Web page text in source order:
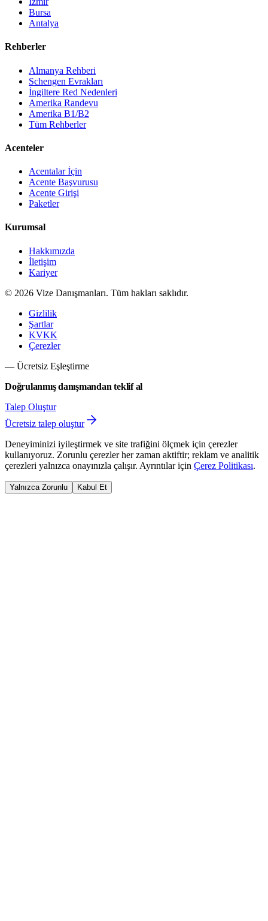
Bursa
Antalya
Rehberler
Almanya Rehberi
Schengen Evrakları
İngiltere Red Nedenleri
Amerika Randevu
Amerika B1/B2
Tüm Rehberler
Acenteler
Acentalar İçin
Acente Başvurusu
Acente Girişi
Paketler
Kurumsal
Hakkımızda
İletişim
Kariyer
© 2026 Vize Danışmanları. Tüm hakları saklıdır.
Gizlilik
Şartlar
KVKK
Çerezler
— Ücretsiz Eşleştirme
Doğrulanmış danışmandan teklif al
Talep Oluştur
Ücretsiz talep oluştur
Deneyiminizi iyileştirmek ve site trafiğini ölçmek için çerezler
kullanıyoruz. Zorunlu çerezler her zaman aktiftir; reklam ve analitik
çerezleri yalnızca onayınızla çalışır. Ayrıntılar için Çerez Politikası.
Yalnızca Zorunlu Kabul Et